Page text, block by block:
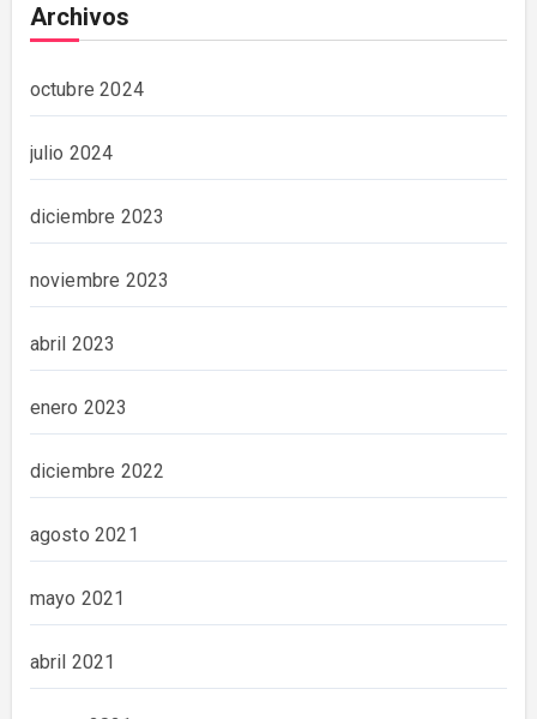
Archivos
octubre 2024
julio 2024
diciembre 2023
noviembre 2023
abril 2023
enero 2023
diciembre 2022
agosto 2021
mayo 2021
abril 2021